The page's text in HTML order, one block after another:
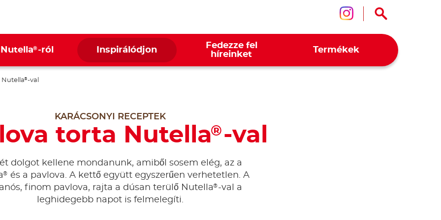
Kövessen
® -ról Inspirálódjon
Fedezze fel
híreinket
Termékek
Nutella®-val
KARÁCSONYI RECEPTEK
torta Nutella® -val
dolgot kellene mondanunk, amiből sosem elég, az a
® és a pavlova. A kettő együtt egyszerűen verhetetlen. A
finom pavlova, rajta a dúsan terülő Nutella®-val a
leghidegebb napot is felmelegíti.